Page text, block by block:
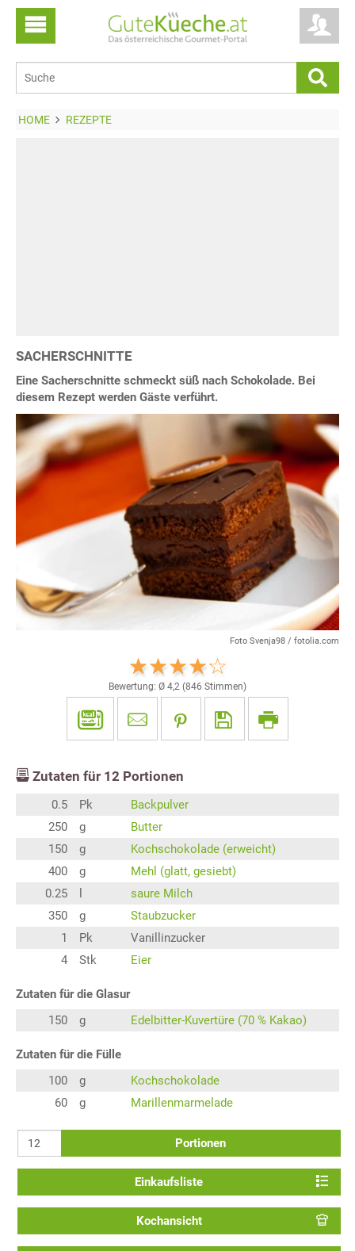
HOME REZEPTE
SACHERSCHNITTE
Eine Sacherschnitte schmeckt süß nach Schokolade. Bei
diesem Rezept werden Gäste verführt.
Foto Svenja98 / fotolia.com
Bewertung: Ø 4,2 (846 Stimmen)
Zutaten für 12 Portionen
0.5 Pk
Backpulver
250
g
Butter
150
g
Kochschokolade (erweicht)
400
g
Mehl (glatt, gesiebt)
0.25
saure Milch
350
g
Staubzucker
1
Pk
Vanillinzucker
4
Stk Eier
Zutaten für die Glasur
150
g Edelbitter-Kuvertüre (70 % Kakao)
Zutaten für die Fülle
100
g
Kochschokolade
60
g Marillenmarmelade
Portionen
Einkaufsliste
Kochansicht